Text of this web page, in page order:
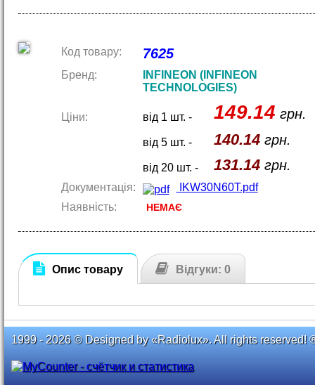
Код товару: 7625
Бренд:
INFINEON (INFINEON
TECHNOLOGIES)
Ціни: від 1 шт. - 149.14 грн.
від 5 шт. - 140.14грн.
від 20 шт. - 131.14грн.
Документація:
IKW30N60T.pdf
Наявність:
НЕМАЄ
Опис товару Відгуки: 0
1999 - 2026 © Designed by «Radiolux». All rights reserved!